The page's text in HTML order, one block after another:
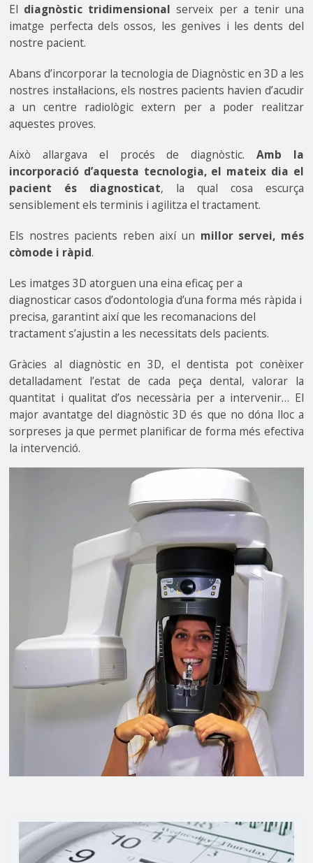
El diagnòstic tridimensional serveix per a tenir una
imatge perfecta dels ossos, les genives i les dents del
nostre pacient.
Abans d’incorporar la tecnologia de Diagnòstic en 3D a les
nostres instal·lacions, els nostres pacients havien d’acudir
a un centre radiològic extern per a poder realitzar
aquestes proves.
Això allargava el procés de diagnòstic. Amb la
incorporació d’aquesta tecnologia, el mateix dia el
pacient és diagnosticat, la qual cosa escurça
sensiblement els terminis i agilitza el tractament.
Els nostres pacients reben així un millor servei, més
còmode i ràpid.
Les imatges 3D atorguen una eina eficaç per a
diagnosticar casos d’odontologia d’una forma més ràpida i
precisa, garantint així que les recomanacions del
tractament s’ajustin a les necessitats dels pacients.
Gràcies al diagnòstic en 3D, el dentista pot conèixer
detalladament l’estat de cada peça dental, valorar la
quantitat i qualitat d’os necessària per a intervenir… El
major avantatge del diagnòstic 3D és que no dóna lloc a
sorpreses ja que permet planificar de forma més efectiva
la intervenció.